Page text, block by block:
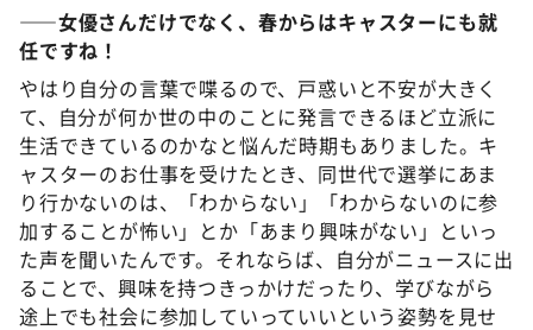
――女優さんだけでなく、春からはキャスターにも就
任ですね！
やはり自分の言葉で喋るので、戸惑いと不安が大きく
て、自分が何か世の中のことに発言できるほど立派に
生活できているのかなと悩んだ時期もありました。キ
ャスターのお仕事を受けたとき、同世代で選挙にあま
り行かないのは、「わからない」「わからないのに参
加することが怖い」とか「あまり興味がない」といっ
た声を聞いたんです。それならば、自分がニュースに出
ることで、興味を持つきっかけだったり、学びながら
途上でも社会に参加していっていいという姿勢を見せ